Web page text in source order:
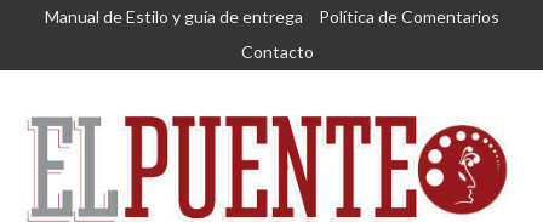
Saltar
contenido
Manual de Estilo y guía de entrega
Política de Comentarios
Contacto